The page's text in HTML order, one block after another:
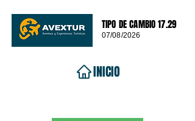
TIPO DE CAMBIO 17.29
07/08/2026
INICIO